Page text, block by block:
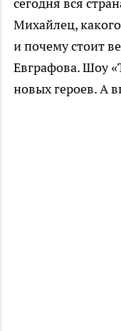
сегодня вся
Михайлец,
и почему стоит
Евграфова. Шоу
новых героев. А